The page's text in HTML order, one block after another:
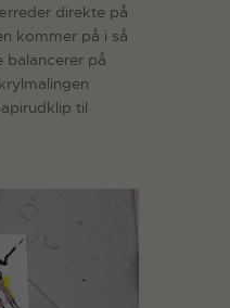
direkte på
kommer på i så
balancerer på
til